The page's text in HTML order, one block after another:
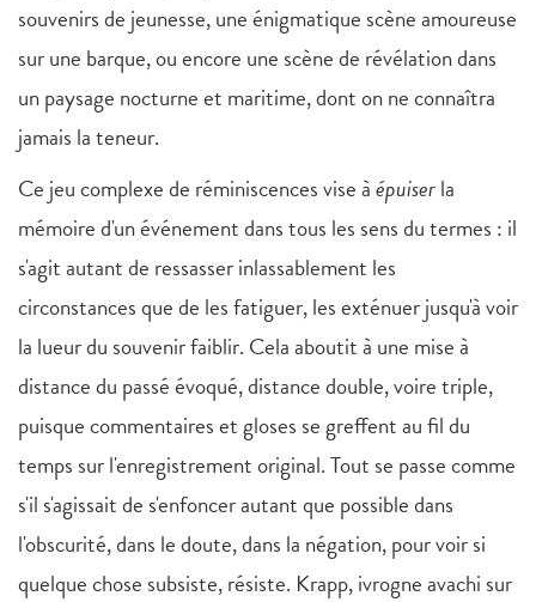
souvenirs de jeunesse, une énigmatique scène amoureuse
sur une barque, ou encore une scène de révélation dans
un paysage nocturne et maritime, dont on ne connaîtra
jamais la teneur.
Ce jeu complexe de réminiscences vise àépuiserla
mémoire d'un événement dans tous les sens du termes : il
s'agit autant de ressasser inlassablement les
circonstances que de les fatiguer, les exténuer jusqu'à voir
la lueur du souvenir faiblir. Cela aboutit à une mise à
distance du passé évoqué, distance double, voire triple,
puisque commentaires et gloses se greffent au fil du
temps sur l'enregistrement original. Tout se passe comme
s'il s'agissait de s'enfoncer autant que possible dans
l'obscurité, dans le doute, dans la négation, pour voir si
quelque chose subsiste, résiste. Krapp, ivrogne avachi sur